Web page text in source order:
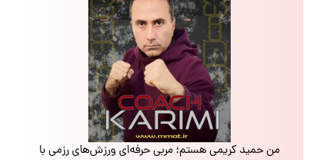
من حمید کریمی هستم؛ مربی حرفه‌ای ورزش‌های رزمی با